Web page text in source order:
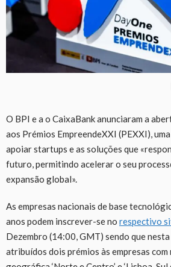
O BPI e a o CaixaBank anunciaram a
aos Prémios EmpreendeXXI (PEXXI),
apoiar startups e as soluções que
futuro, permitindo acelerar o seu
expansão global».
As empresas nacionais de base
anos podem inscrever-se no respectivo
Dezembro (14:00, GMT) sendo que
atribuídos dois prémios às empresas